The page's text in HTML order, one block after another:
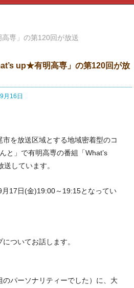
専」の第120回が放送
up★有明高専」の第120回が放
月16日
を放送区域とする地域密着型のコ
と」で有明高専の番組「What’s
しています。
17日(金)19:00～19:15となってい
ついてお話します。
パーソナリティーでした）に、大